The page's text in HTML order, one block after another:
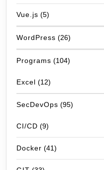
Vue.js (5)
WordPress (26)
Programs (104)
Excel (12)
SecDevOps (95)
CI/CD (9)
Docker (41)